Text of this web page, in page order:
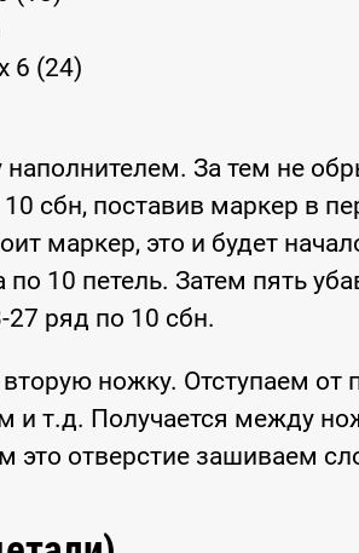
6 (24)
наполнителем. За тем не
сбн, поставив маркер в
маркер, это и будет
по 10 петель. Затем пять
27 ряд по 10 сбн.
ножку. Отступаем от
и т.д. Получается между
это отверстие зашиваем